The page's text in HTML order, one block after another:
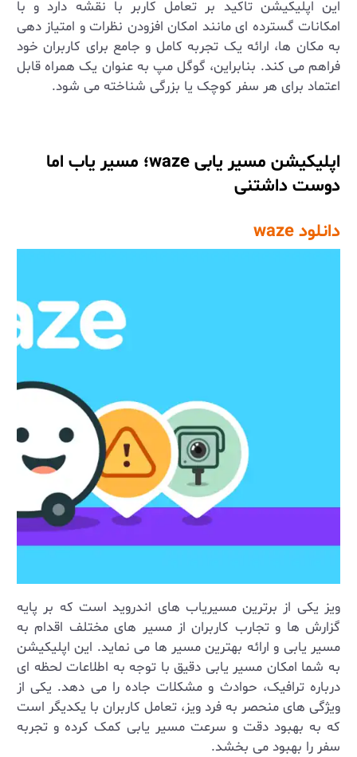
این اپلیکیشن تاکید بر تعامل کاربر با نقشه دارد و با
امکانات گسترده ‌ای مانند امکان افزودن نظرات و امتیاز دهی
به مکان ‌ها، ارائه یک تجربه کامل و جامع برای کاربران خود
فراهم می‌ کند. بنابراین، گوگل مپ به عنوان یک همراه قابل
اعتماد برای هر سفر کوچک یا بزرگی شناخته می ‌شود.
اپلیکیشن مسیر یابی waze؛ مسیر یاب اما
دوست داشتنی
دانلود waze
ویز یکی از برترین مسیریاب‌ های اندروید است که بر پایه
گزارش ها و تجارب کاربران از مسیر های مختلف اقدام به
مسیر یابی و ارائه بهترین مسیر ها می‌ نماید. این اپلیکیشن
به شما امکان مسیر یابی دقیق با توجه به اطلاعات لحظه‌ ای
درباره ترافیک، حوادث و مشکلات جاده را می ‌دهد. یکی از
ویژگی‌ های منحصر به فرد ویز، تعامل کاربران با یکدیگر است
که به بهبود دقت و سرعت مسیر یابی کمک کرده و تجربه
سفر را بهبود می‌ بخشد.